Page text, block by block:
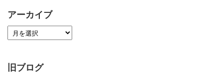
アーカイブ
旧ブログ